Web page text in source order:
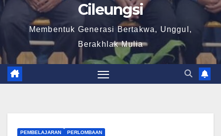
Cileungsi
Membentuk Generasi Bertakwa, Unggul,
Berakhlak Mulia
PEMBELAJARAN PERLOMBAAN